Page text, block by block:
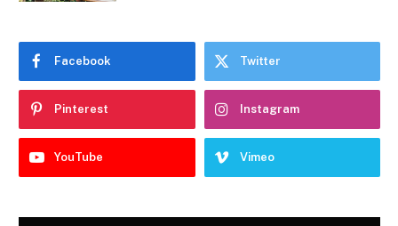
Facebook Twitter
Pinterest Instagram
YouTube Vimeo